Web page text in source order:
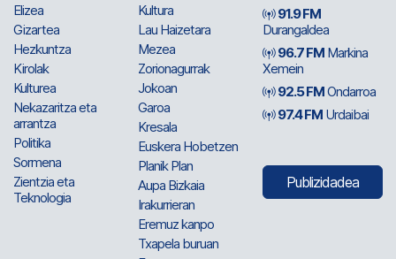
Elizea
Gizartea
Hezkuntza
Kirolak
Kulturea
Nekazaritza eta
arrantza
Politika
Sormena
Zientzia eta
Teknologia
Kultura
Lau Haizetara
Mezea
Zorionagurrak
Jokoan
Garoa
Kresala
Euskera Hobetzen
Planik Plan
Aupa Bizkaia
Irakurrieran
Eremuz kanpo
Txapela buruan
91.9 FM
Durangaldea
96.7 FM Markina
Xemein
92.5 FMOndarroa
97.4 FM Urdaibai
Publizidadea